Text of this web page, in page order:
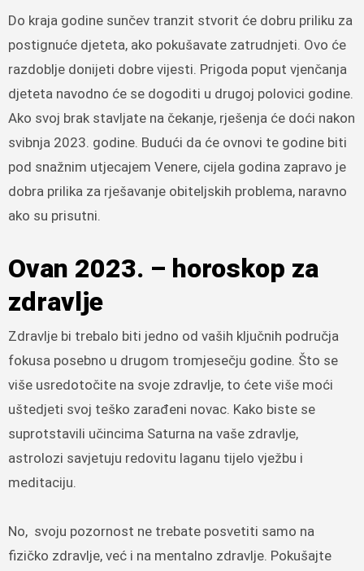
Do kraja godine sunčev tranzit stvorit će dobru priliku za
postignuće djeteta, ako pokušavate zatrudnjeti. Ovo će
razdoblje donijeti dobre vijesti. Prigoda poput vjenčanja
djeteta navodno će se dogoditi u drugoj polovici godine.
Ako svoj brak stavljate na čekanje, rješenja će doći nakon
svibnja 2023. godine. Budući da će ovnovi te godine biti
pod snažnim utjecajem Venere, cijela godina zapravo je
dobra prilika za rješavanje obiteljskih problema, naravno
ako su prisutni.
Ovan 2023. – horoskop za
zdravlje
Zdravlje bi trebalo biti jedno od vaših ključnih područja
fokusa posebno u drugom tromjesečju godine. Što se
više usredotočite na svoje zdravlje, to ćete više moći
uštedjeti svoj teško zarađeni novac. Kako biste se
suprotstavili učincima Saturna na vaše zdravlje,
astrolozi savjetuju redovitu laganu tijelo vježbu i
meditaciju.
No, svoju pozornost ne trebate posvetiti samo na
fizičko zdravlje, već i na mentalno zdravlje. Pokušajte